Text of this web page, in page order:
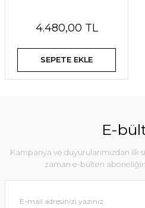
4.480,00 TL
SEPETE EKLE
E-
Kampanya ve duyurularımızdan ilk
zaman e-bülten